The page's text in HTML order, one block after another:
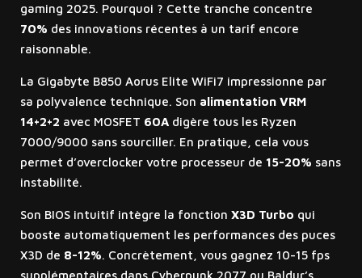
gaming 2025. Pourquoi ? Cette tranche concentre
70% des innovations récentes à un tarif encore
raisonnable.
La Gigabyte B850 Aorus Elite WiFi7 impressionne par
sa polyvalence technique. Son alimentation VRM
14+2+2 avec MOSFET 60Adigère tous les Ryzen
7000/9000 sans sourciller. En pratique, cela vous
permet d’overclocker votre processeur de 15-20% sans
instabilité.
Son BIOS intuitif intègre la fonction X3D Turbo qui
booste automatiquement les performances des puces
X3D de 8-12%. Concrètement, vous gagnez 10-15 fps